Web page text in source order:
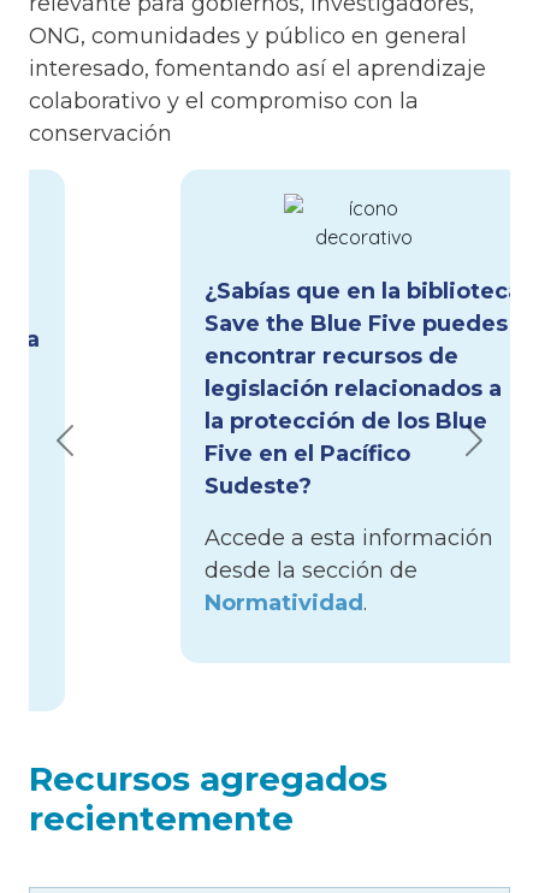
ONG, comunidades y público en general
interesado, fomentando así el aprendizaje
colaborativo y el compromiso con la
conservación
¿Sabías que en la biblioteca
Save the Blue Five puedes
encontrar recursos de
legislación relacionados a
la protección de los Blue
Five en el Pacífico
Sudeste?
Accede a esta información
desde la sección de
Normatividad.
Previous Next
recientemente